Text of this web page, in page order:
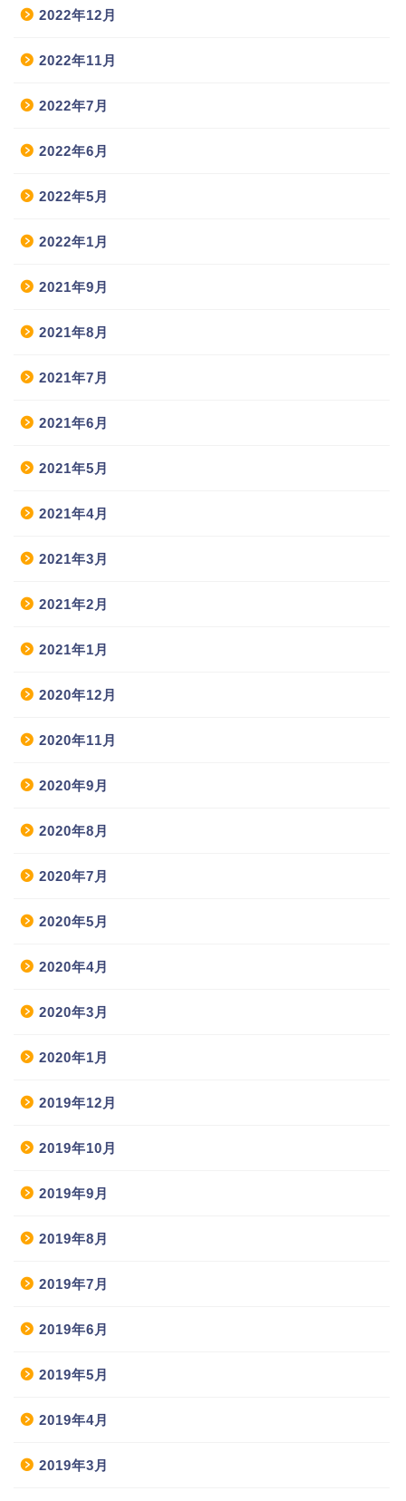
2022年12月
2022年11月
2022年7月
2022年6月
2022年5月
2022年1月
2021年9月
2021年8月
2021年7月
2021年6月
2021年5月
2021年4月
2021年3月
2021年2月
2021年1月
2020年12月
2020年11月
2020年9月
2020年8月
2020年7月
2020年5月
2020年4月
2020年3月
2020年1月
2019年12月
2019年10月
2019年9月
2019年8月
2019年7月
2019年6月
2019年5月
2019年4月
2019年3月